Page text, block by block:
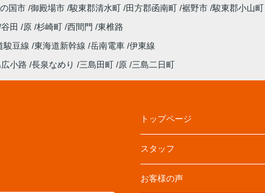
国市 御殿場市 駿東郡清水町 田方郡函南町 裾野市 駿東郡小山町
谷田 原 杉崎町 西間門
東椎路
駿豆線 東海道新幹線 岳南電車 伊東線
小路 長泉なめり 三島田町 原 三島二日町
トップページ
スタッフ
お客様の声